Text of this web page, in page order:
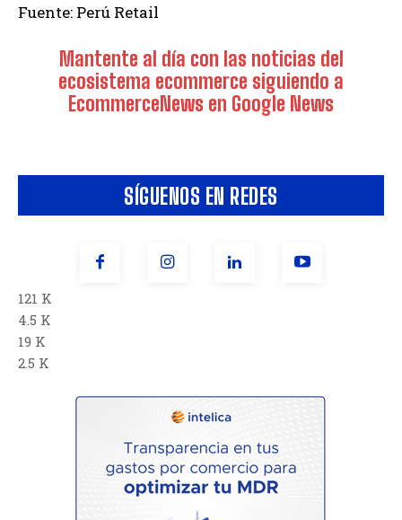
SÍGUENOS EN REDES
121 K
4.5 K
19 K
2.5 K
Fuente: Perú Retail
Mantente al día con las noticias del
ecosistema ecommerce siguiendo a
EcommerceNews en Google News